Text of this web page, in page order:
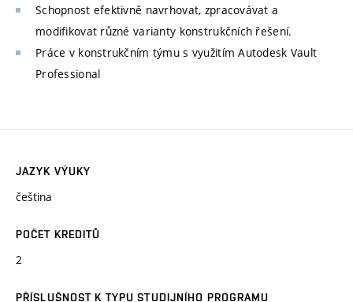
Schopnost efektivně navrhovat, zpracovávat a
modifikovat různé varianty konstrukčních řešení.
Práce v konstrukčním týmu s využitím Autodesk Vault
Professional
JAZYK VÝUKY
čeština
POČET KREDITŮ
2
PŘÍSLUŠNOST K TYPU STUDIJNÍHO PROGRAMU